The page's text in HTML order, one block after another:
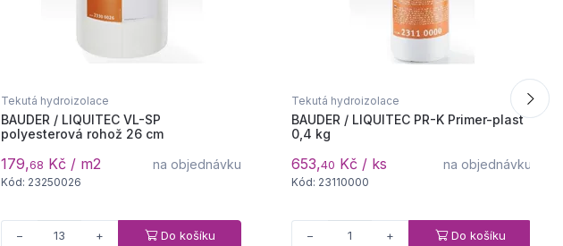
Tekutá hydroizolace
BAUDER / LIQUITEC VL-SP
polyesterová rohož 26 cm
179,68 Kč / m2 na objednávku
Kód: 23250026
− + Do košíku
Tekutá hydroizolace
BAUDER / LIQUITEC PR-K Primer-plast
0,4 kg
653,40 Kč / ks na objednávku
Kód: 23110000
− + Do košíku